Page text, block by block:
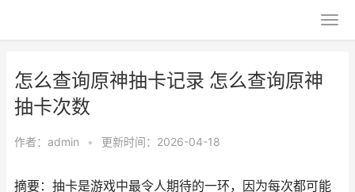
怎么查询原神抽卡记录 怎么查询原神
抽卡次数
作者： admin • 更新时间：2026-04-18
摘要：抽卡是游戏中最令人期待的一环，因为每次都可能